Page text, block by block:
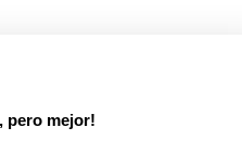
pero mejor!